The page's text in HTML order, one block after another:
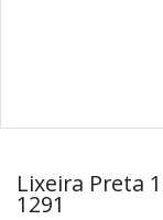
Lixeira Preta
1291